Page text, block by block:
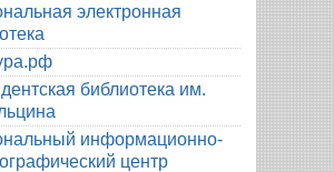
электронная
библиотека им.
информационно-
центр